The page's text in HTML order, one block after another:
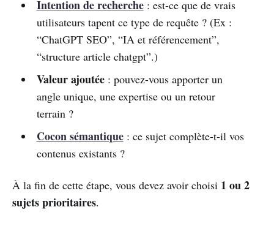
Intention de recherche: est-ce que de vrais
utilisateurs tapent ce type de requête ? (Ex :
“ChatGPT SEO”, “IA et référencement”,
“structure article chatgpt”.)
Valeur ajoutée: pouvez-vous apporter un
angle unique, une expertise ou un retour
terrain ?
Cocon sémantique: ce sujet complète-t-il vos
contenus existants ?
À la fin de cette étape, vous devez avoir choisi 1 ou 2
sujets prioritaires.